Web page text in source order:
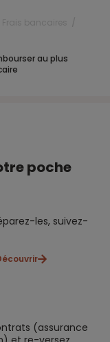
au plus
poche
les, suivez-
(assurance